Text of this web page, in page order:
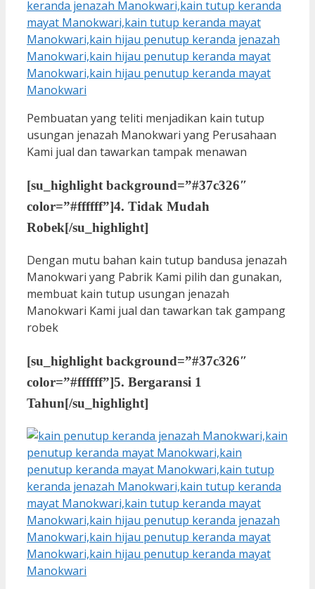
Pembuatan yang teliti menjadikan kain tutup
usungan jenazah Manokwari yang Perusahaan
Kami jual dan tawarkan tampak menawan
[su_highlight background=”#37c326″
color=”#ffffff”]4. Tidak Mudah
Robek[/su_highlight]
Dengan mutu bahan kain tutup bandusa jenazah
Manokwari yang Pabrik Kami pilih dan gunakan,
membuat kain tutup usungan jenazah
Manokwari Kami jual dan tawarkan tak gampang
robek
[su_highlight background=”#37c326″
color=”#ffffff”]5. Bergaransi 1
Tahun[/su_highlight]